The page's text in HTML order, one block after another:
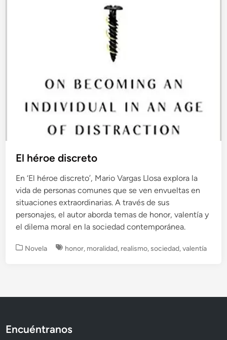
El héroe discreto
En ‘El héroe discreto’, Mario Vargas Llosa explora la
vida de personas comunes que se ven envueltas en
situaciones extraordinarias. A través de sus
personajes, el autor aborda temas de honor, valentía y
el dilema moral en la sociedad contemporánea.
P
o
Novela honor, moralidad, realismo,sociedad,valentía
Encuéntranos